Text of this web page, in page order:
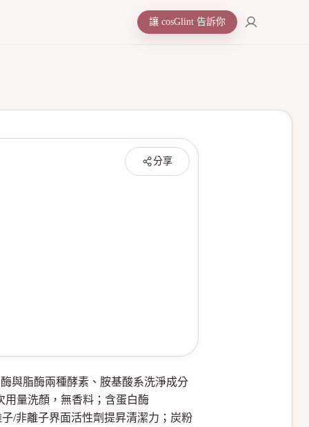
讓 cosGlint 告訴你
分享
與脂酶兩種酵素、胺基酸系洗淨成分
用量洗顏，無香料；含蛋白酶
子/非離子界面活性劑提昇清潔力；炭粉